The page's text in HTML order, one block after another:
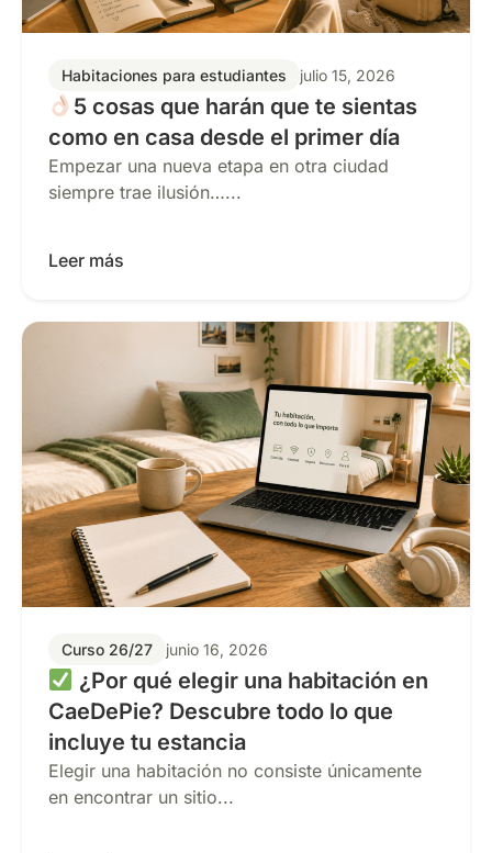
Habitaciones para estudiantes julio 15, 2026
5 cosas que harán que te sientas
como en casa desde el primer día
Empezar una nueva etapa en otra ciudad
siempre trae ilusión…...
Leer más
Curso 26/27 junio 16, 2026
¿Por qué elegir una habitación en
CaeDePie? Descubre todo lo que
incluye tu estancia
Elegir una habitación no consiste únicamente
en encontrar un sitio...